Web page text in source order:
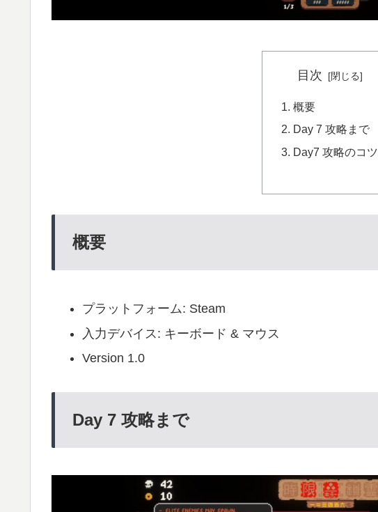
目次
概要
Day 7 攻略まで
Day7 攻略のコツ
概要
プラットフォーム: Steam
入力デバイス: キーボード & マウス
Version 1.0
Day 7 攻略まで